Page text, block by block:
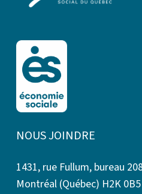
NOUS JOINDRE
1431, rue Fullum, bureau
Montréal (Québec) H2K 0B5